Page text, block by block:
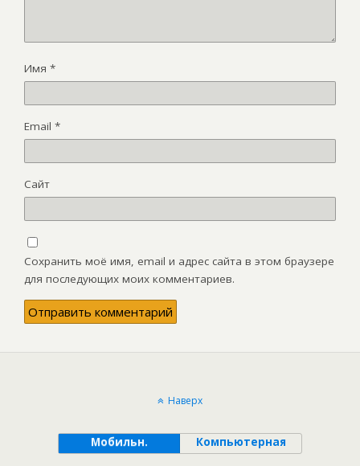
Имя *
Email *
Сайт
Сохранить моё имя, email и адрес сайта в этом браузере
для последующих моих комментариев.
Наверх
Мобильн. Компьютерная